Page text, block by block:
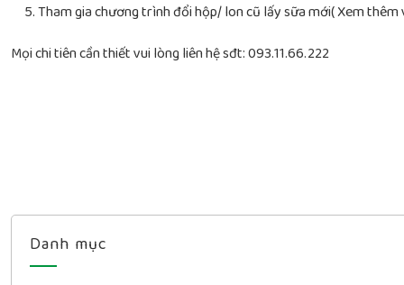
5. Tham gia chương trình đổi hộp/ lon cũ lấy sữa mới( Xem
Mọi chi tiên cần thiết vui lòng liên hệ sđt: 093.11.66.222
Danh mục